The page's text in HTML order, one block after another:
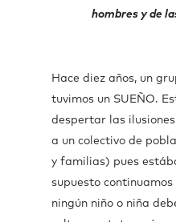
hombres y de
Hace diez años, un
tuvimos un SUEÑO.
despertar las
a un colectivo de
y familias) pues
supuesto continuamos
ningún niño o niña